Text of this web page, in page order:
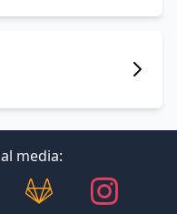
media: